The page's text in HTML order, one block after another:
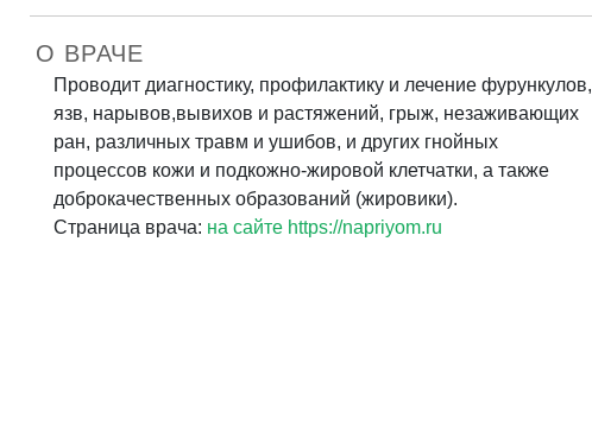
О ВРАЧЕ
Проводит диагностику, профилактику и лечение фурункулов,
язв, нарывов,вывихов и растяжений, грыж, незаживающих
ран, различных травм и ушибов, и других гнойных
процессов кожи и подкожно-жировой клетчатки, а также
доброкачественных образований (жировики).
Страница врача: на сайте https://napriyom.ru